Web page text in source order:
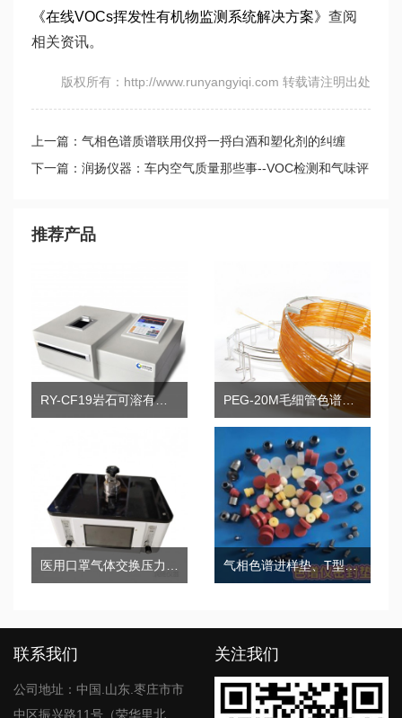
《在线VOCs挥发性有机物监测系统解决方案》 查阅
相关资讯。
版权所有：http://www.runyangyiqi.com 转载请注明出处
上一篇：气相色谱质谱联用仪捋一捋白酒和塑化剂的纠缠
下一篇：润扬仪器：车内空气质量那些事--VOC检测和气味评
推荐产品
RY-CF19岩石可溶有机物和原油族组分测定棒状薄层色谱仪
气相色谱进样垫、T型垫、密封垫、气路O型垫
联系我们
公司地址：中国.山东.枣庄市市
中区振兴路11号（荣华里北
关注我们